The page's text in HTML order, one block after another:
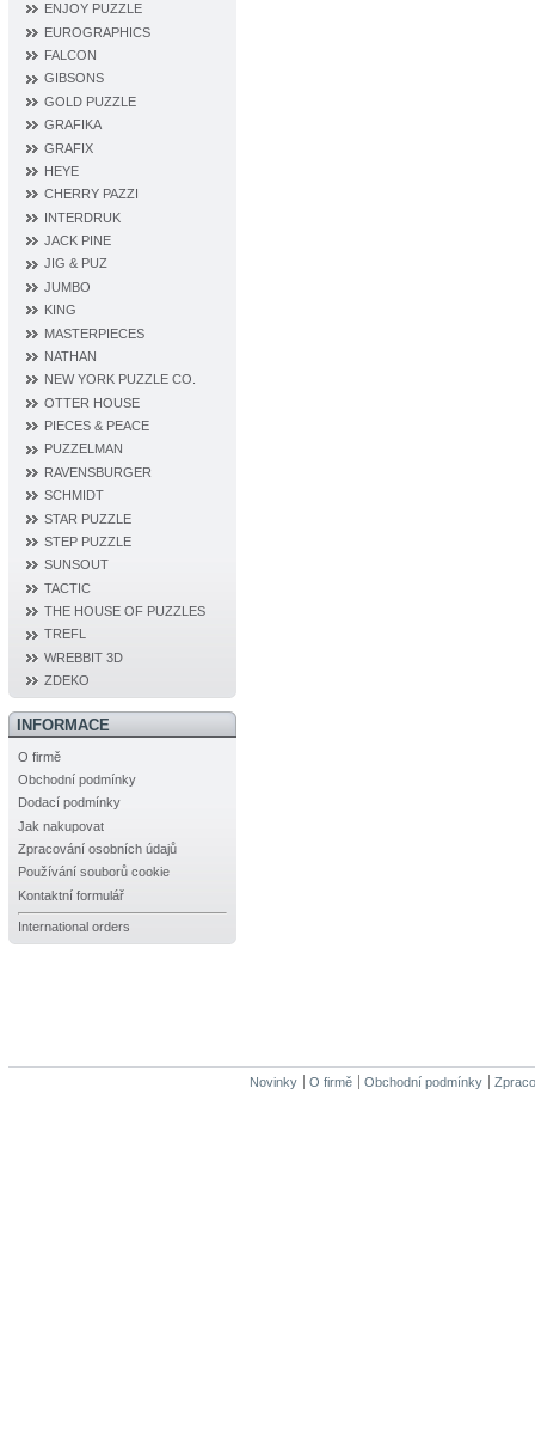
ENJOY PUZZLE
EUROGRAPHICS
FALCON
GIBSONS
GOLD PUZZLE
GRAFIKA
GRAFIX
HEYE
CHERRY PAZZI
INTERDRUK
JACK PINE
JIG & PUZ
JUMBO
KING
MASTERPIECES
NATHAN
NEW YORK PUZZLE CO.
OTTER HOUSE
PIECES & PEACE
PUZZELMAN
RAVENSBURGER
SCHMIDT
STAR PUZZLE
STEP PUZZLE
SUNSOUT
TACTIC
THE HOUSE OF PUZZLES
TREFL
WREBBIT 3D
ZDEKO
INFORMACE
O firmě
Obchodní podmínky
Dodací podmínky
Jak nakupovat
Zpracování osobních údajů
Používání souborů cookie
Kontaktní formulář
International orders
Novinky O firmě Obchodní podmínky